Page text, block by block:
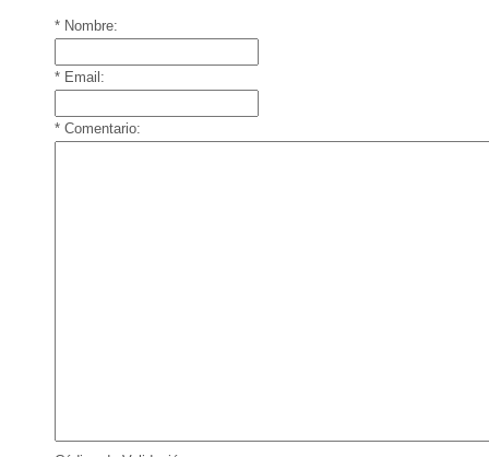
* Nombre:
* Email:
* Comentario: